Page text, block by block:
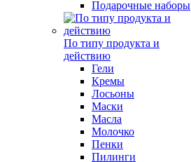
Подарочные наборы
По типу продукта и
действию
Гели
Кремы
Лосьоны
Маски
Масла
Молочко
Пенки
Пилинги